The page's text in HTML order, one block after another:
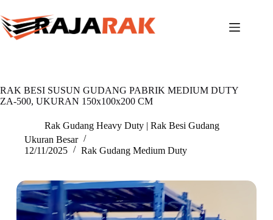
to
content
RAK BESI SUSUN GUDANG PABRIK MEDIUM DUTY
ZA-500, UKURAN 150x100x200 CM
Rak Gudang Heavy Duty | Rak Besi Gudang
Ukuran Besar
12/11/2025
Rak Gudang Medium Duty